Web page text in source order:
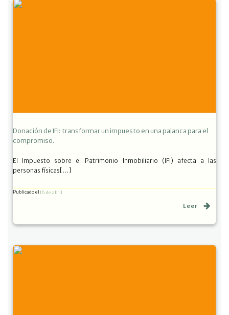
Donación de IFI: transformar un impuesto en una palanca para el
compromiso.
El Impuesto sobre el Patrimonio Inmobiliario (IFI) afecta a las
personas físicas[…]
Publicado el16 de abril
Leer